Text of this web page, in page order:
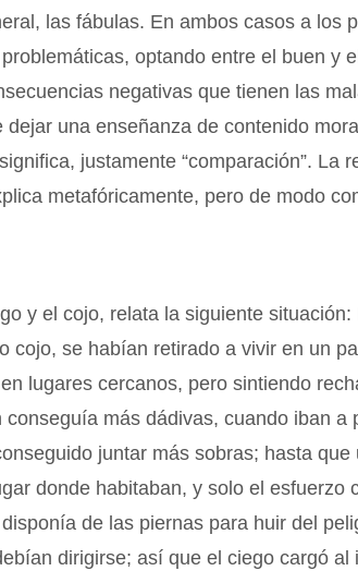
las fábulas. En ambos casos a los
optando entre el buen y
negativas que tienen las
una enseñanza de contenido
justamente “comparación”. La
metafóricamente, pero de modo
y el cojo, relata la siguiente situación:
cojo, se habían retirado a vivir en un
lugares cercanos, pero sintiendo
más dádivas, cuando iban a
juntar más sobras; hasta que
donde habitaban, y solo el esfuerzo
de las piernas para huir del
dirigirse; así que el ciego cargó al